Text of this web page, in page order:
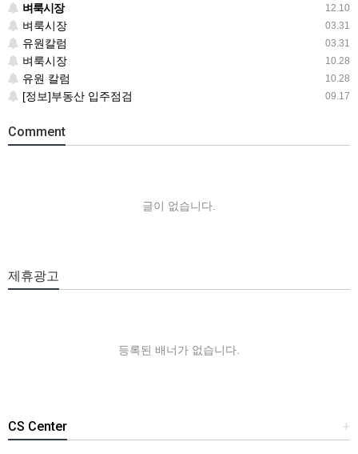
12.10
벼룩시장
03.31
벼룩시장
03.31
유원칼럼
10.28
벼룩시장
10.28
유원 칼럼
09.17
[정보]부동산 입주점검
Comment
글이 없습니다.
제휴광고
등록된 배너가 없습니다.
+
CS Center